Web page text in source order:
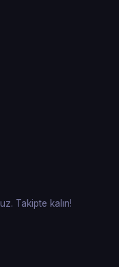
Takipte kalın!